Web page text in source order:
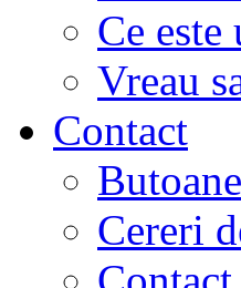
Ce
Vreau
Contact
Cereri